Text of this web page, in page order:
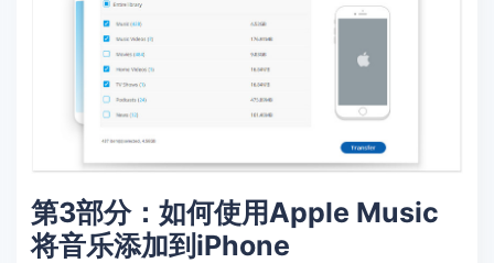
第3部分：如何使用Apple Music
将音乐添加到iPhone